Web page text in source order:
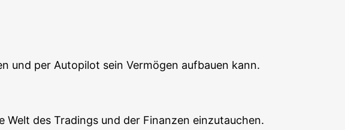
und per Auto­pi­lot sein Ver­mö­gen auf­bau­en kann.
des Tra­dings und der Finan­zen einzutauchen.